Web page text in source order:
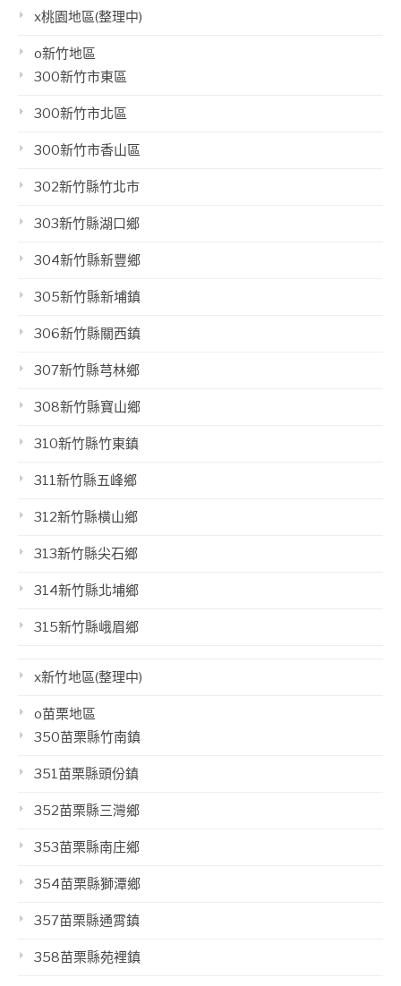
x桃園地區(整理中)
o新竹地區
300新竹市東區
300新竹市北區
300新竹市香山區
302新竹縣竹北市
303新竹縣湖口鄉
304新竹縣新豐鄉
305新竹縣新埔鎮
306新竹縣關西鎮
307新竹縣芎林鄉
308新竹縣寶山鄉
310新竹縣竹東鎮
311新竹縣五峰鄉
312新竹縣橫山鄉
313新竹縣尖石鄉
314新竹縣北埔鄉
315新竹縣峨眉鄉
x新竹地區(整理中)
o苗栗地區
350苗栗縣竹南鎮
351苗栗縣頭份鎮
352苗栗縣三灣鄉
353苗栗縣南庄鄉
354苗栗縣獅潭鄉
357苗栗縣通霄鎮
358苗栗縣苑裡鎮